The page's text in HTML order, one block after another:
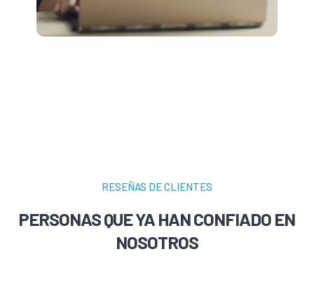
RESEÑAS DE CLIENTES
PERSONAS QUE YA HAN CONFIADO EN
NOSOTROS